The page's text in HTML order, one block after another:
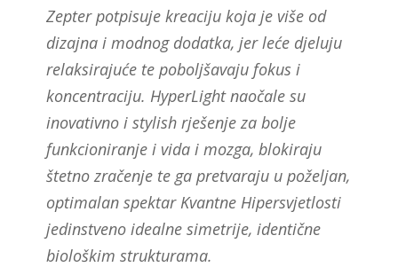
Zepter potpisuje kreaciju koja je više od
dizajna i modnog dodatka, jer leće djeluju
relaksirajuće te poboljšavaju fokus i
koncentraciju. HyperLight naočale su
inovativno i stylish rješenje za bolje
funkcioniranje i vida i mozga, blokiraju
štetno zračenje te ga pretvaraju u poželjan,
optimalan spektar Kvantne Hipersvjetlosti
jedinstveno idealne simetrije, identične
biološkim strukturama.